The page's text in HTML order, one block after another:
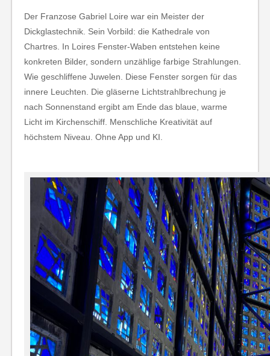
Der Franzose Gabriel Loire war ein Meister der
Dickglastechnik. Sein Vorbild: die Kathedrale von
Chartres. In Loires Fenster-Waben entstehen keine
konkreten Bilder, sondern unzählige farbige Strahlungen.
Wie geschliffene Juwelen. Diese Fenster sorgen für das
innere Leuchten. Die gläserne Lichtstrahlbrechung je
nach Sonnenstand ergibt am Ende das blaue, warme
Licht im Kirchenschiff. Menschliche Kreativität auf
höchstem Niveau. Ohne App und KI.